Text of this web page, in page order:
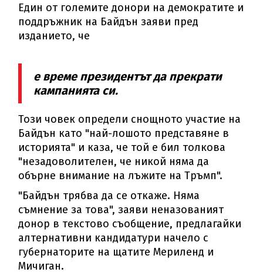
Един от големите донори на демократите и
поддръжник на Байдън заяви пред
изданието, че
е време президентът да прекрати
кампанията си.
Този човек определи снощното участие на
Байдън като "най-лошото представяне в
историята" и каза, че той е бил толкова
"незадоволителен, че никой няма да
обърне внимание на лъжите на Тръмп".
"Байдън трябва да се откаже. Няма
съмнение за това", заяви неназованият
донор в текстово съобщение, предлагайки
алтернативни кандидатури начело с
губернаторите на щатите Мериленд и
Мичиган.